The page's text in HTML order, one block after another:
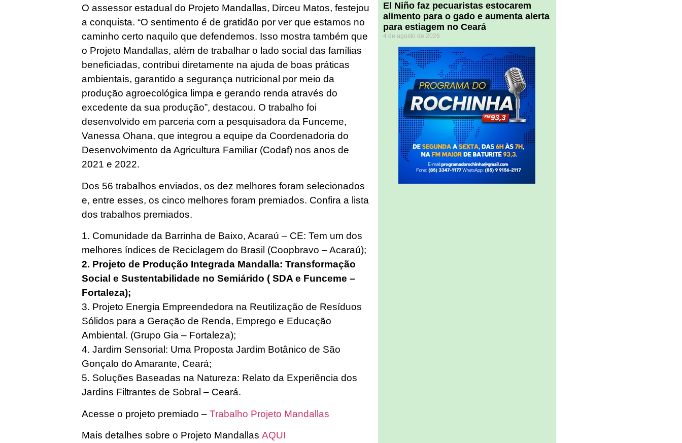
O assessor estadual do Projeto Mandallas, Dirceu Matos, festejou
a conquista. “O sentimento é de gratidão por ver que estamos no
caminho certo naquilo que defendemos. Isso mostra também que
o Projeto Mandallas, além de trabalhar o lado social das famílias
beneficiadas, contribui diretamente na ajuda de boas práticas
ambientais, garantido a segurança nutricional por meio da
produção agroecológica limpa e gerando renda através do
excedente da sua produção”, destacou. O trabalho foi
desenvolvido em parceria com a pesquisadora da Funceme,
Vanessa Ohana, que integrou a equipe da Coordenadoria do
Desenvolvimento da Agricultura Familiar (Codaf) nos anos de
2021 e 2022.
Dos 56 trabalhos enviados, os dez melhores foram selecionados
e, entre esses, os cinco melhores foram premiados. Confira a lista
dos trabalhos premiados.
1. Comunidade da Barrinha de Baixo, Acaraú – CE: Tem um dos
melhores índices de Reciclagem do Brasil (Coopbravo – Acaraú);
2. Projeto de Produção Integrada Mandalla: Transformação
Social e Sustentabilidade no Semiárido ( SDA e Funceme –
Fortaleza);
3. Projeto Energia Empreendedora na Reutilização de Resíduos
Sólidos para a Geração de Renda, Emprego e Educação
Ambiental. (Grupo Gia – Fortaleza);
4. Jardim Sensorial: Uma Proposta Jardim Botânico de São
Gonçalo do Amarante, Ceará;
5. Soluções Baseadas na Natureza: Relato da Experiência dos
Jardins Filtrantes de Sobral – Ceará.
Acesse o projeto premiado –Trabalho Projeto Mandallas
Mais detalhes sobre o Projeto MandallasAQUI
El Niño faz pecuaristas estocarem
alimento para o gado e aumenta alerta
para estiagem no Ceará
4 de agosto de 2026